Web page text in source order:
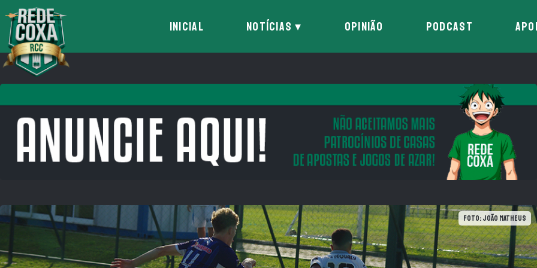
INICIAL NOTÍCIAS OPINIÃO PODCAST
Foto: João Matheus